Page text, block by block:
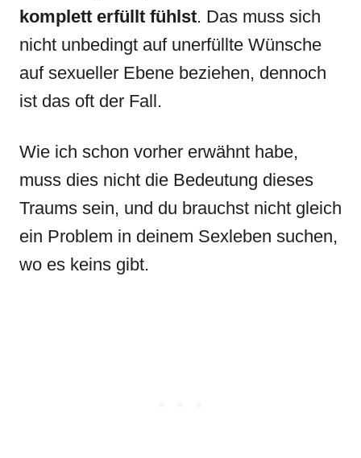
komplett erfüllt fühlst. Das muss sich
nicht unbedingt auf unerfüllte Wünsche
auf sexueller Ebene beziehen, dennoch
ist das oft der Fall.
Wie ich schon vorher erwähnt habe,
muss dies nicht die Bedeutung dieses
Traums sein, und du brauchst nicht gleich
ein Problem in deinem Sexleben suchen,
wo es keins gibt.